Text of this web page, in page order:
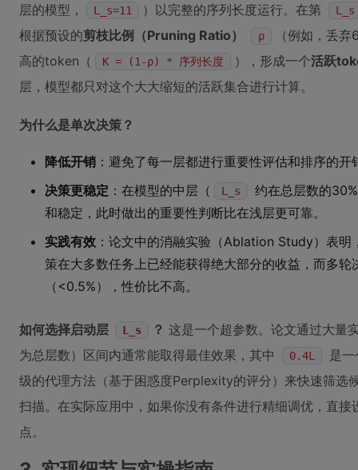
层的模型， L_s=11 ）以完整的序列长度运行。在第 L_s
根据预设的剪枝比例（Pruning Ratio） ρ
（例如，丢
高的token（
K = (1-ρ) * 序列长度 ），形成一个活跃
层，模型都只对这个大大缩短的活跃集合进行计算。
为什么是单次决策？
降低开销 ：避免了每一层都进行重要性评估和排序的开
决策更稳定 ：在模型的中层（ L_s
约在总层数的
和稳定，此时做出的重要性判断比在浅层更可靠。
实践有效 ：论文中的消融实验（Ablation Study）表
策在大多数任务上已经能获得绝大部分的收益，而多
（<0.5%），性价比不高。
如何选择启动层 L_s ？ 这是一个超参数。论文通过大量
为总层数）区间内通常能取得最佳效果，其中
0.4L
是
级的代理方法（基于困惑度Perplexity的评分）来快速筛选
扫描。在实际应用中，如果你没有条件进行精细调优，直
点。